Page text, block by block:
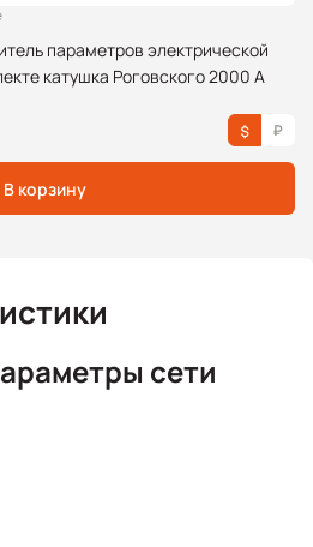
параметров электрической
катушка Роговского 2000 А
В корзину
сети